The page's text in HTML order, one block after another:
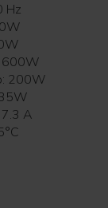
Hz
600W
200W
A